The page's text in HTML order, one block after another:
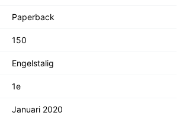
Paperback
150
Engelstalig
1e
Januari 2020